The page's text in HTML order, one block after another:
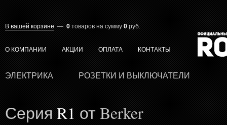
В вашей корзине — 0 товаров на сумму 0 руб.
О КОМПАНИИ АКЦИИ ОПЛАТА КОНТАКТЫ
ЭЛЕКТРИКА РОЗЕТКИ И ВЫКЛЮЧАТЕЛИ
Серия R1 от Berker